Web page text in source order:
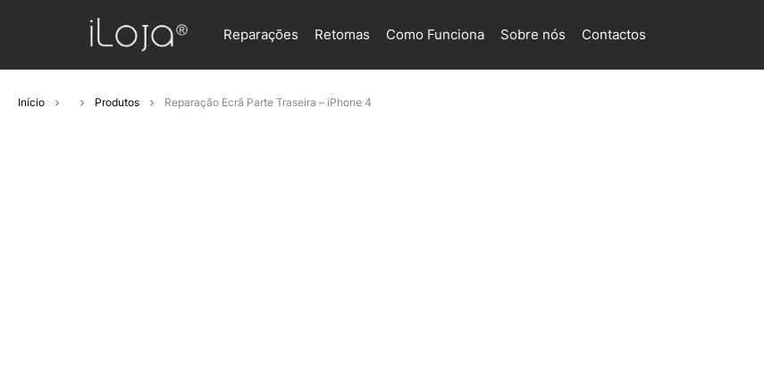
Reparações Retomas Como Funciona Sobre nós Contactos
Início Produtos Reparação Ecrã Parte Traseira – iPhone 4